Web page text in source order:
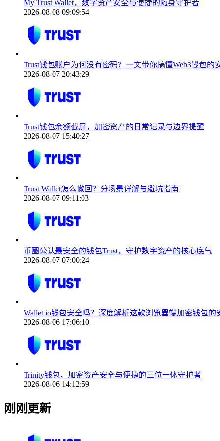
My Trust Wallet，数字资产安全与便捷的随身守护者
2026-08-08 09:09:54
Trust钱包账户为何没有密码？一文带你搞懂Web3钱包的
2026-08-07 20:43:29
Trust钱包余额截屏，加密资产的日常记录与边界提醒
2026-08-07 15:40:27
Trust Wallet怎么撤回？分场景详解与避坑指南
2026-08-07 09:11:03
币圈公认最安全的钱包Trust，守护数字资产的核心底气
2026-08-07 07:00:24
Wallet.io钱包安全吗？深度解析这款浏览器端加密钱包的
2026-08-06 17:06:10
Trinity钱包，加密资产安全与便捷的三位一体守护者
2026-08-06 14:12:59
刚刚更新